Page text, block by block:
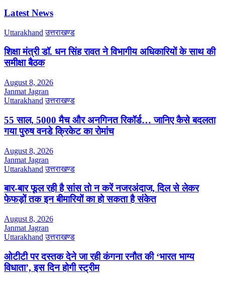
Latest News
Uttarakhand उत्तराखण्ड
शिक्षा मंत्री डॉ. धन सिंह रावत ने विभागीय अधिकारियों के साथ की
समीक्षा बैठक
August 8, 2026
Janmat Jagran
Uttarakhand उत्तराखण्ड
55 साल, 5000 मैच और अनगिनत रिकॉर्ड… जानिए कैसे बदलता
गया पुरुष वनडे क्रिकेट का रोमांच
August 8, 2026
Janmat Jagran
Uttarakhand उत्तराखण्ड
बार-बार फूल रही है सांस तो न करें नजरअंदाज, दिल से लेकर
फेफड़ों तक इन बीमारियों का हो सकता है संकेत
August 8, 2026
Janmat Jagran
Uttarakhand उत्तराखण्ड
ओटीटी पर दस्तक देने जा रही कंगना रनौत की ‘भारत भाग्य
विधाता’, इस दिन होगी स्ट्रीम